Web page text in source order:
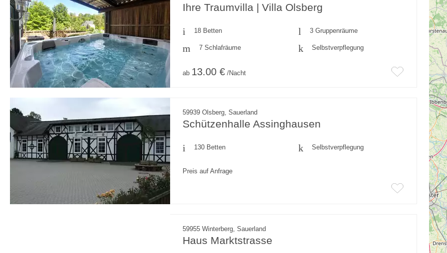
Ihre Traumvilla | Villa Olsberg
18 Betten 3 Gruppenräume
7 Schlafräume Selbstverpflegung
ab 13.00 € /Nacht
59939 Olsberg, Sauerland
Schützenhalle Assinghausen
130 Betten Selbstverpflegung
Preis auf Anfrage
59955 Winterberg, Sauerland
Haus Marktstrasse